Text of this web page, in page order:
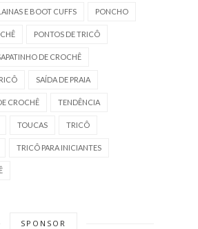
E BOOT CUFFS PONCHO
PONTOS DE TRICÔ
DE CROCHÊ
SAÍDA DE PRAIA
CROCHÊ TENDÊNCIA
TOUCAS TRICÔ
TRICÔ PARA INICIANTES
SPONSOR